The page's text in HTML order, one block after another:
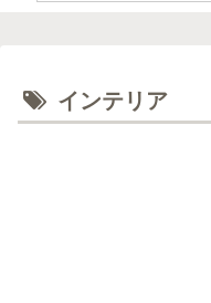
インテリア